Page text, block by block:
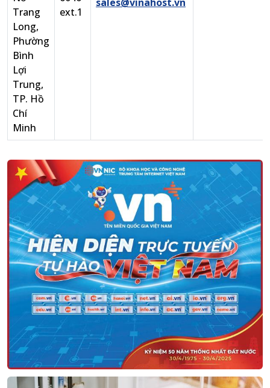
Trang
Long,
Phường
Bình
Lợi
Trung,
TP. Hồ
Chí
Minh
ext.1